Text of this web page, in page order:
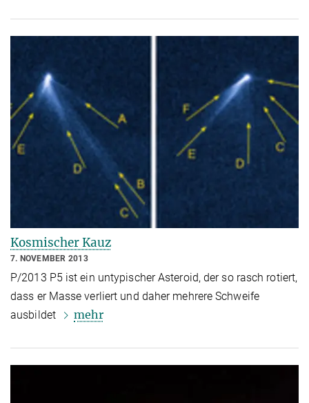
Kosmischer Kauz
7. NOVEMBER 2013
P/2013 P5 ist ein untypischer Asteroid, der so rasch rotiert,
dass er Masse verliert und daher mehrere Schweife
ausbildet
mehr